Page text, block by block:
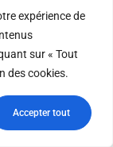
expérience de
sur « Tout
des cookies.
Accepter tout
sa
de